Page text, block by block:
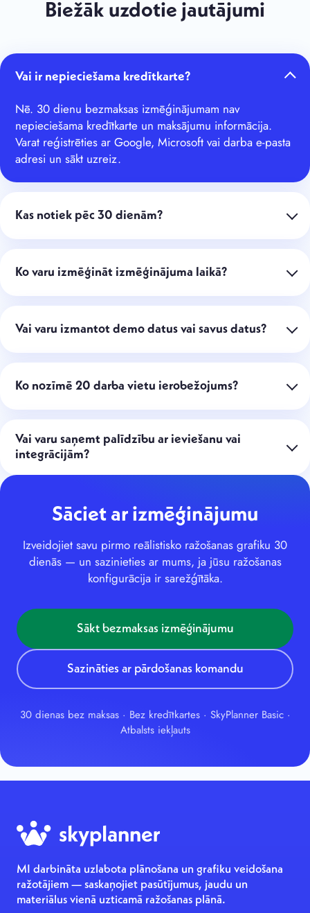
Biežāk uzdotie jautājumi
Vai ir nepieciešama kredītkarte?
Nē. 30 dienu bezmaksas izmēģinājumam nav
nepieciešama kredītkarte un maksājumu informācija.
Varat reģistrēties ar Google, Microsoft vai darba e-pasta
adresi un sākt uzreiz.
Kas notiek pēc 30 dienām?
Ko varu izmēģināt izmēģinājuma laikā?
Vai varu izmantot demo datus vai savus datus?
Ko nozīmē 20 darba vietu ierobežojums?
Vai varu saņemt palīdzību ar ieviešanu vai
integrācijām?
Sāciet ar izmēģinājumu
Izveidojiet savu pirmo reālistisko ražošanas grafiku 30
dienās — un sazinieties ar mums, ja jūsu ražošanas
konfigurācija ir sarežģītāka.
Sākt bezmaksas izmēģinājumu
Sazināties ar pārdošanas komandu
30 dienas bez maksas · Bez kredītkartes · SkyPlanner Basic ·
Atbalsts iekļauts
MI darbināta uzlabota plānošana un grafiku veidošana
ražotājiem — saskaņojiet pasūtījumus, jaudu un
materiālus vienā uzticamā ražošanas plānā.